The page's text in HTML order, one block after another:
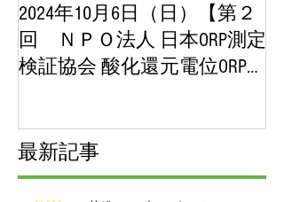
2024年10月6日（日）【第２
回 ＮＰＯ法人 日本ORP測定
検証協会 酸化還元電位ORP講
最新記事